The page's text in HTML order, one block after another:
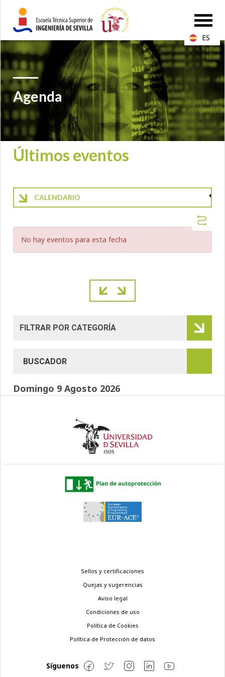
Agenda
Últimos eventos
Domingo 9 Agosto 2026
No hay eventos para esta fecha
Paginación
CALENDARIO
Sellos y certificaciones
Quejas y sugerencias
Aviso legal
Condiciones de uso
Política de Cookies
Política de Protección de datos
Síguenos
ES